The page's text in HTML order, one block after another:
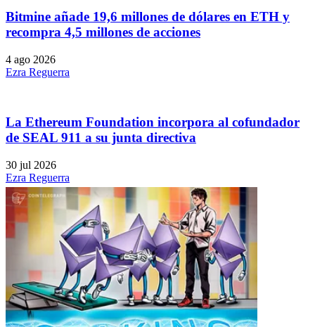
Bitmine añade 19,6 millones de dólares en ETH y
recompra 4,5 millones de acciones
4 ago 2026
Ezra Reguerra
La Ethereum Foundation incorpora al cofundador
de SEAL 911 a su junta directiva
30 jul 2026
Ezra Reguerra